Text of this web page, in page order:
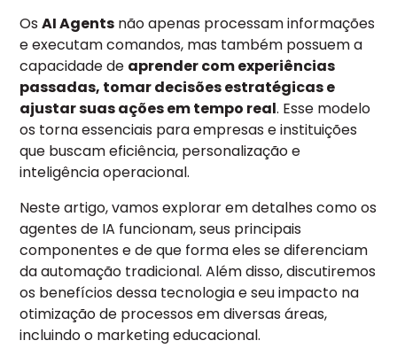
OsAI Agents não apenas processam informações
e executam comandos, mas também possuem a
capacidade de aprender com experiências
passadas, tomar decisões estratégicas e
ajustar suas ações em tempo real. Esse modelo
os torna essenciais para empresas e instituições
que buscam eficiência, personalização e
inteligência operacional.
Neste artigo, vamos explorar em detalhes como os
agentes de IA funcionam, seus principais
componentes e de que forma eles se diferenciam
da automação tradicional. Além disso, discutiremos
os benefícios dessa tecnologia e seu impacto na
otimização de processos em diversas áreas,
incluindo o marketing educacional.